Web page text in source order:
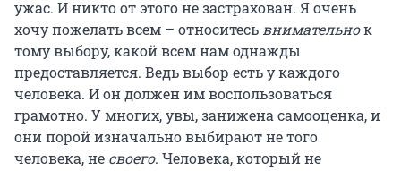
ужас. И никто от этого не застрахован. Я очень
хочу пожелать всем – относитесь внимательнок
тому выбору, какой всем нам однажды
предоставляется. Ведь выбор есть у каждого
человека. И он должен им воспользоваться
грамотно. У многих, увы, занижена самооценка, и
они порой изначально выбирают не того
человека, не своего. Человека, который не